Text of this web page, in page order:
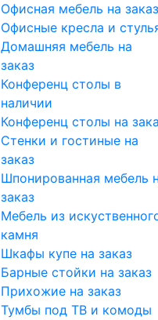
Офисная мебель на заказ
Офисные кресла и
Домашняя мебель на
заказ
Конференц столы в
наличии
Конференц столы на
Стенки и гостиные на
заказ
Шпонированная мебель
заказ
Мебель из
камня
Шкафы купе на заказ
Барные стойки на заказ
Прихожие на заказ
Тумбы под ТВ и комоды